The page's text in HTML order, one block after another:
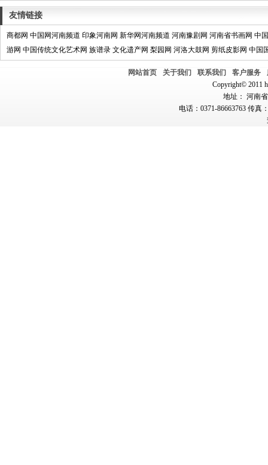
友情链接
商都网 中国网河南频道 印象河南网 新华网河南频道 河南豫剧网 河南省书画网 中
游网 中国传统文化艺术网 族谱录 文化遗产网 梨园网 河洛大鼓网 剪纸皮影网 中国
网站首页 关于我们 联系我们 客户服务
Copyright© 2011
地址： 河南
电话：0371-86663763 传真